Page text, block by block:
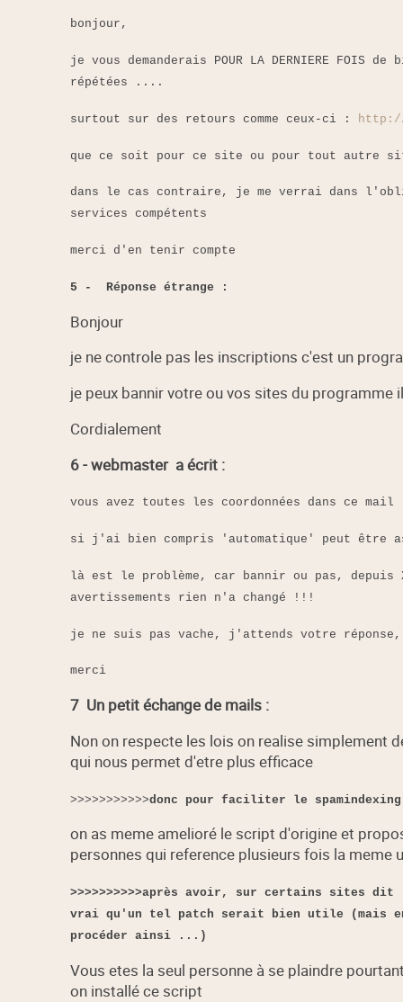
bonjour,
je vous demanderais POUR LA DERNIERE
répétées ....
surtout sur des retours comme ceux-ci : http://
que ce soit pour ce site ou pour tout autre
dans le cas contraire, je me verrai dans
services compétents
merci d'en tenir compte
5 - Réponse étrange :
Bonjour
je ne controle pas les inscriptions c'est un
je peux bannir votre ou vos sites du programme
Cordialement
6 -webmaster a écrit :
vous avez toutes les coordonnées dans ce
si j'ai bien compris 'automatique' peut être
là est le problème, car bannir ou pas, depuis
avertissements rien n'a changé !!!
je ne suis pas vache, j'attends votre réponse,
merci
7  Un petit échange de mails :
Non on respecte les lois on realise simplement
qui nous permet d'etre plus efficace
>>>>>>>>>>>donc pour faciliter le
on as meme amelioré le script d'origine et
personnes qui reference plusieurs fois la meme
>>>>>>>>>>après avoir, sur certains sites
vrai qu'un tel patch serait bien utile (mais
procéder ainsi ...)
Vous etes la seul personne à se plaindre
on installé ce script